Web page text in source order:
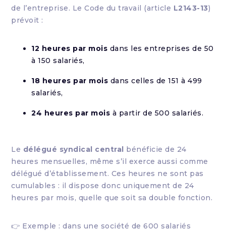
de l’entreprise. Le Code du travail (article L2143-13)
prévoit :
12 heures par mois dans les entreprises de 50
à 150 salariés,
18 heures par mois dans celles de 151 à 499
salariés,
24 heures par mois à partir de 500 salariés.
Le délégué syndical central bénéficie de 24
heures mensuelles, même s’il exerce aussi comme
délégué d’établissement. Ces heures ne sont pas
cumulables : il dispose donc uniquement de 24
heures par mois, quelle que soit sa double fonction.
👉 Exemple : dans une société de 600 salariés